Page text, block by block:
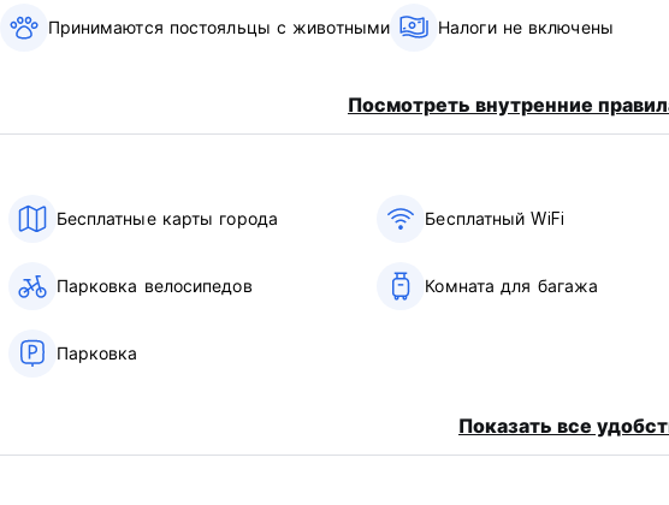
меню; диетические пожелания уважаются. Доступны упакованные
пабов и достопримечательностей.
Принимаются постояльцы с животными Налоги не включены
Посмотреть внутренние
Бесплатные карты города Бесплатный WiFi
Парковка велосипедов Комната для багажа
Парковка
Показать все